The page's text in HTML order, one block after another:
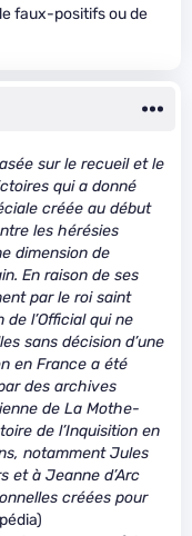
faux-positifs ou de
sur le recueil et le
qui a donné
créée au début
les hérésies
dimension de
En raison de ses
par le roi saint
l’Official qui ne
sans décision d’une
en France a été
des archives
de La Mothe-
de l’Inquisition en
notamment Jules
et à Jeanne d’Arc
créées pour